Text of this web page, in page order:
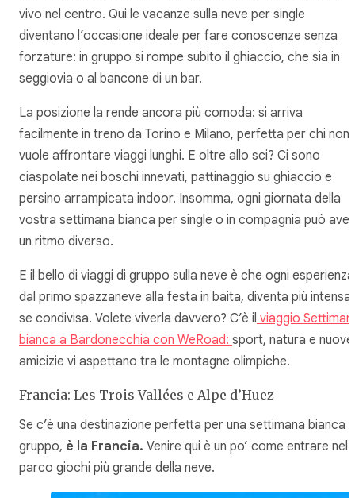
vivo nel centro. Qui le vacanze sulla neve per single
diventano l’occasione ideale per fare conoscenze senza
forzature: in gruppo si rompe subito il ghiaccio, che sia in
seggiovia o al bancone di un bar.
La posizione la rende ancora più comoda: si arriva
facilmente in treno da Torino e Milano, perfetta per chi non
vuole affrontare viaggi lunghi. E oltre allo sci? Ci sono
ciaspolate nei boschi innevati, pattinaggio su ghiaccio e
persino arrampicata indoor. Insomma, ogni giornata della
vostra settimana bianca per single o in compagnia può
un ritmo diverso.
E il bello di viaggi di gruppo sulla neve è che ogni
dal primo spazzaneve alla festa in baita, diventa più intensa
se condivisa. Volete viverla davvero? C’è il viaggio
bianca a Bardonecchia con WeRoad: sport, natura e nuove
amicizie vi aspettano tra le montagne olimpiche.
Francia: Les Trois Vallées e Alpe d’Huez
Se c’è una destinazione perfetta per una settimana bianca
gruppo, è la Francia. Venire qui è un po’ come entrare nel
parco giochi più grande della neve.